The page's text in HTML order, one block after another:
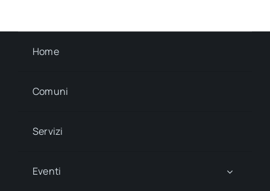
Home
Comuni
Servizi
Eventi